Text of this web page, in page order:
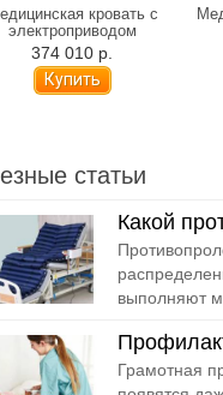
кровать с
электроприводом
Libra Podego
деревянные панели
374 010 р.
статьи
Какой
выполняют
Грамотная